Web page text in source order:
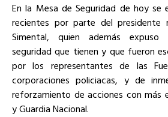
En la Mesa de Seguridad de hoy se
recientes por parte del presidente
Simental, quien además expuso
seguridad que tienen y que fueron
por los representantes de las
corporaciones policiacas, y de
reforzamiento de acciones con más
y Guardia Nacional.